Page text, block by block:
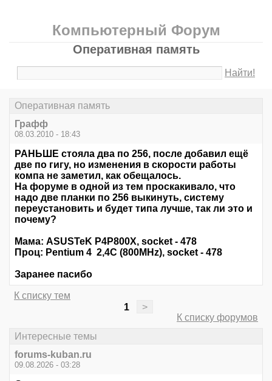
Компьютерный Форум
Оперативная память
Найти!
Оперативная память
Графф
08.03.2010 - 18:43
РАНЬШЕ стояла два по 256, после добавил ещё
две по гигу, но изменения в скорости работы
компа не заметил, как обещалось.
На форуме в одной из тем проскакивало, что
надо две планки по 256 выкинуть, систему
переустановить и будет типа лучше, так ли это и
почему?
Мама: ASUSTeK P4P800X, socket - 478
Проц: Pentium 4 2,4C (800MHz), socket - 478
Заранее пасибо
К списку тем
1
>
К списку форумов
Интересные темы
forums-kuban.ru
09.08.2026 - 03:28